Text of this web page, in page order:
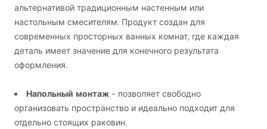
альтернативой традиционным настенным или
настольным смесителям. Продукт создан для
современных просторных ванных комнат, где каждая
деталь имеет значение для конечного результата
оформления.
Напольный монтаж – позволяет свободно
организовать пространство и идеально подходит для
отдельно стоящих раковин.